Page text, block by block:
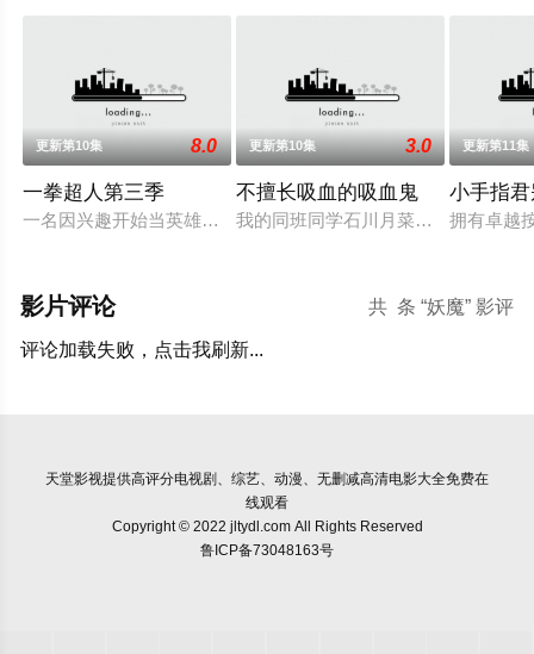
更新第10集 8.0
一拳超人第三季
一名因兴趣开始当英雄的男子埼玉。经过三年苦练，他获得了无
更新第10集 3.0
不擅长吸血的吸血鬼
我的同班同学石川月菜是吸血鬼。帅
更新第11集
小手指
拥有卓越
共 条 “妖魔” 影评
影片评论
评论加载失败，点击我刷新...
天堂影视提供高评分电视剧、综艺、动漫、无删减高清电影大全免费在
线观看
Copyright © 2022 jltydl.com All Rights Reserved
鲁ICP备73048163号